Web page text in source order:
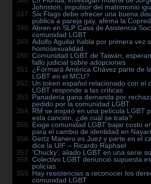
Johnston, impulsor del matrimonio
Six Flags debe ofrecer una buena
pública a pareja gay, afirma la Copred
Abren en SLP Casa de Asistencia
comunidad LGBT
Adolfo Aguilar habla por primera vez
homosexualidad
Comunidad LGBT de Taiwán,
fallo judicial sobre adopciones
¿Formará América Chávez parte de
LGBT en el MCU?
Un token español relacionado con el
LGBT responde a las críticas
Panadería gana demanda por
pedido por la comunidad LGBT
RM se inspiró en una película LGBT
esta canción, ¿de cuál se trata?
Exige comunidad LGBT bajar costo
para el cambio de identidad en
Gertz Manero es Juez y parte en el
dice la UIF – Ricardo Raphael
‘Chucky’, aliado LGBT en una serie
Colectivo LGBT denunció supuesta
policías
Hay resistencias a reconocer los
comunidad LGBT